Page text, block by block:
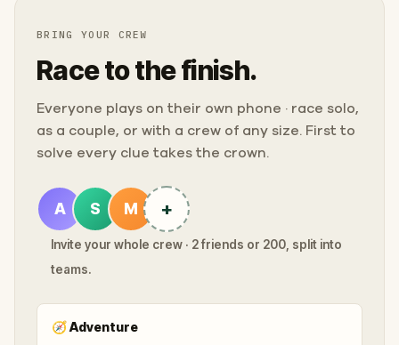
BRING YOUR CREW
Race to the finish.
Everyone plays on their own phone · race solo,
as a couple, or with a crew of any size. First to
solve every clue takes the crown.
A S M +
Invite your whole crew · 2 friends or 200, split into
teams.
🧭Adventure